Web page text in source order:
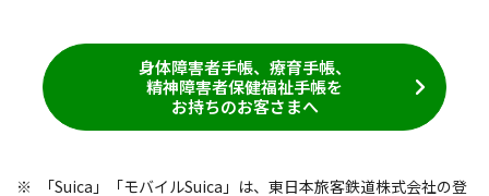
身体障害者手帳、療育手帳、
精神障害者保健福祉手帳を
お持ちのお客さまへ
「Suica」「モバイルSuica」は、東日本旅客鉄道株式会社の登